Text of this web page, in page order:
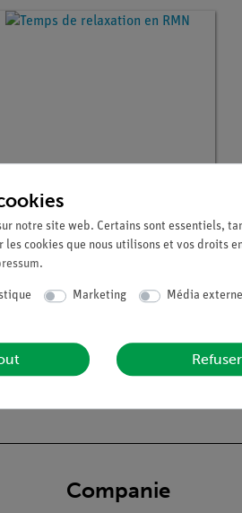
n° :
de relaxation en RMN
Companie
notre site web. Certains sont essentiels,
les cookies que nous utilisons et vos droits
.
Marketing Média